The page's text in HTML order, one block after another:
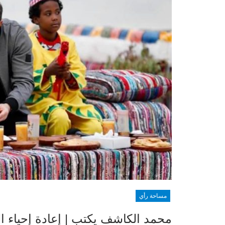
مساحة رأي
محمد الكاشف يكتب | إعادة إحياء